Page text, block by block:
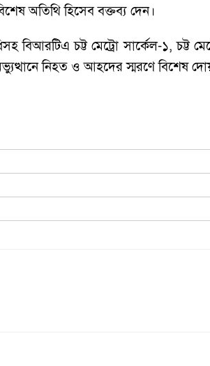
অতিথি হিসেব বক্তব্য দেন।
চট্ট মেট্রো সার্কেল-১, চট্ট
নিহত ও আহদের স্মরণে বিশেষ